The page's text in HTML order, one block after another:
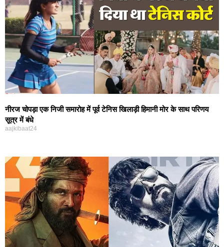
नीरज चोपड़ा एक निजी समारोह में पूर्व टेनिस खिलाड़ी हिमानी मोर के साथ परिणय
सूत्र में बंधे
aajkibaat24